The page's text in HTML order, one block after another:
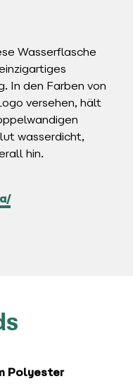
Wasserflasche
In den Farben von
versehen, hält
wasserdicht,
hin.
Polyester